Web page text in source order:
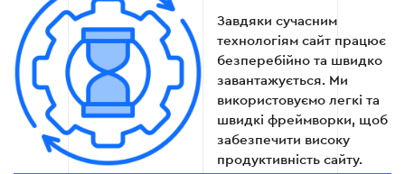
Завдяки сучасним
технологіям сайт працює
безперебійно та швидко
завантажується. Ми
використовуємо легкі та
швидкі фреймворки, щоб
забезпечити високу
продуктивність сайту.